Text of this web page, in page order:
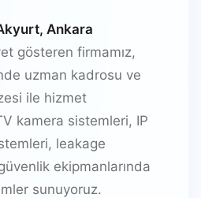
Ankara
gösteren firmamız,
uzman kadrosu ve
ile hizmet
kamera sistemleri, IP
leakage
ekipmanlarında
sunuyoruz.